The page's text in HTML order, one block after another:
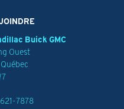
Buick GMC
Ouest
Québec
7878